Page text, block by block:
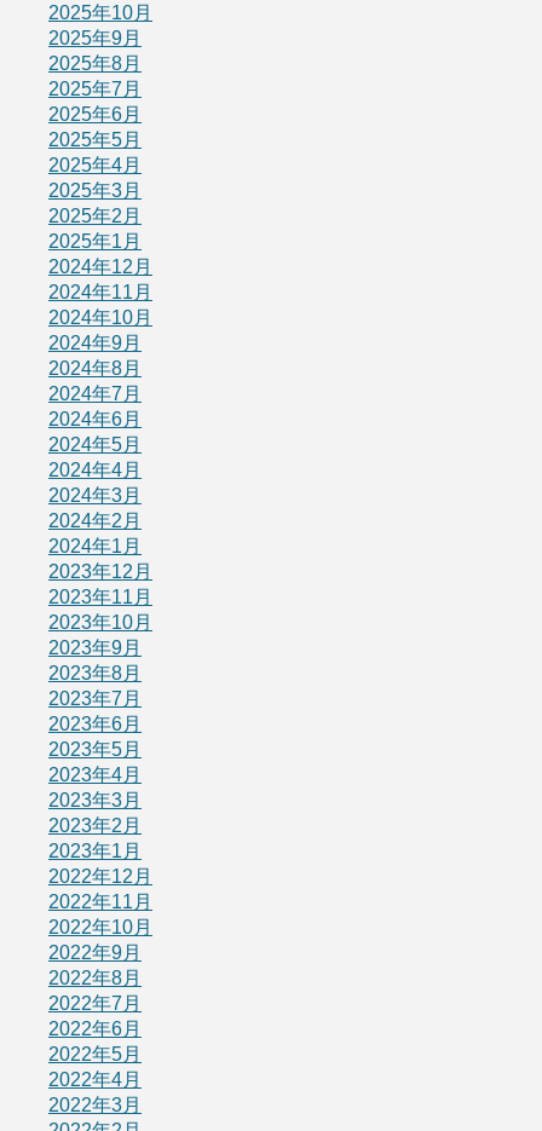
2025年10月
2025年9月
2025年8月
2025年7月
2025年6月
2025年5月
2025年4月
2025年3月
2025年2月
2025年1月
2024年12月
2024年11月
2024年10月
2024年9月
2024年8月
2024年7月
2024年6月
2024年5月
2024年4月
2024年3月
2024年2月
2024年1月
2023年12月
2023年11月
2023年10月
2023年9月
2023年8月
2023年7月
2023年6月
2023年5月
2023年4月
2023年3月
2023年2月
2023年1月
2022年12月
2022年11月
2022年10月
2022年9月
2022年8月
2022年7月
2022年6月
2022年5月
2022年4月
2022年3月